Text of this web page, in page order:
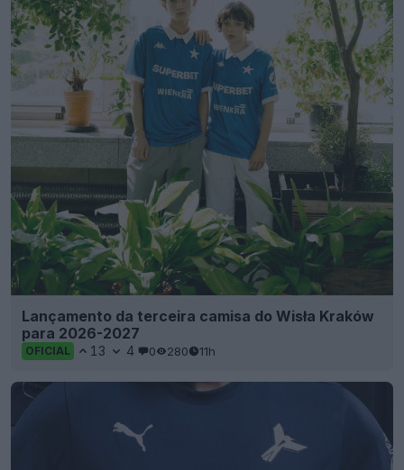
Lançamento da terceira camisa do Wisła Kraków
para 2026-2027
OFICIAL 13 4 0 280 11h